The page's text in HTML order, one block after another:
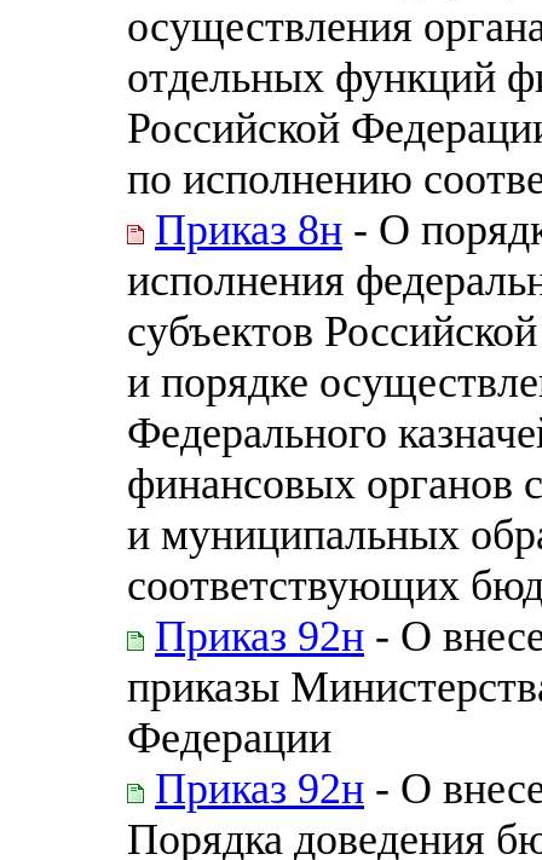
осуществления
отдельных функций
Российской
по исполнению
Приказ 8н - О
исполнения
субъектов
и порядке
Федерального
финансовых органов
и муниципальных
соответствующих
Приказ 92н - О
приказы
Федерации
Приказ 92н - О
Порядка доведения